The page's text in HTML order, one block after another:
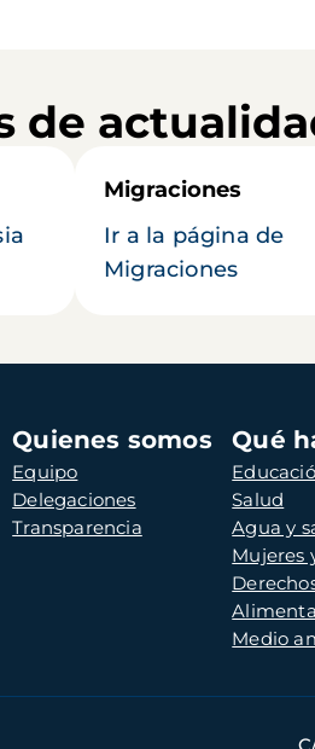
de
Migraciones
Ir a la página de
Migraciones
Quienes somos
Equipo
Delegaciones
Transparencia
Qué
Salud
Agua y
Mujeres
Medio